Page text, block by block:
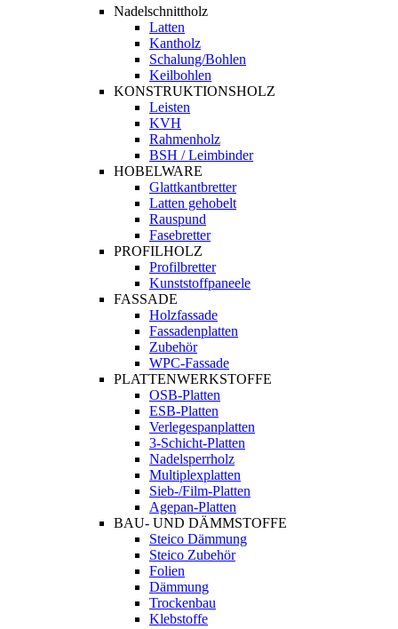
Nadelschnittholz
Latten
Kantholz
Schalung/Bohlen
Keilbohlen
KONSTRUKTIONSHOLZ
Leisten
KVH
Rahmenholz
BSH / Leimbinder
HOBELWARE
Glattkantbretter
Latten gehobelt
Rauspund
Fasebretter
PROFILHOLZ
Profilbretter
Kunststoffpaneele
FASSADE
Holzfassade
Fassadenplatten
Zubehör
WPC-Fassade
PLATTENWERKSTOFFE
OSB-Platten
ESB-Platten
Verlegespanplatten
3-Schicht-Platten
Nadelsperrholz
Multiplexplatten
Sieb-/Film-Platten
Agepan-Platten
BAU- UND DÄMMSTOFFE
Steico Dämmung
Steico Zubehör
Folien
Dämmung
Trockenbau
Klebstoffe